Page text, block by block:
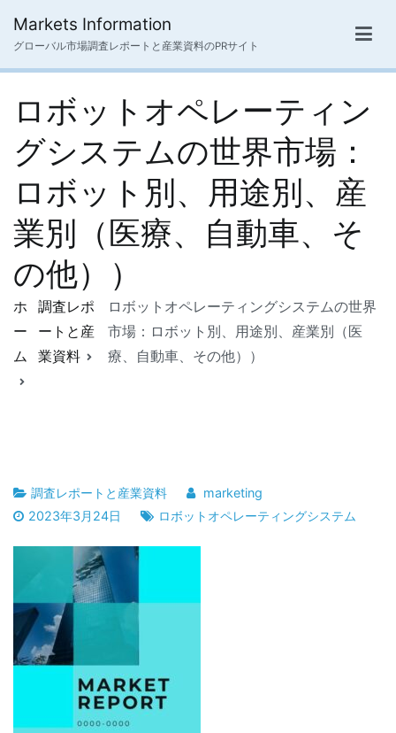
ス
Markets Information
グローバル市場調査レポートと産業資料のPRサイト
ロボットオペレーティン
グシステムの世界市場：
ロボット別、用途別、産
業別（医療、自動車、そ
の他））
ホ
ー
ム
調査レポ
ートと産
業資料
ロボットオペレーティングシステムの世界
市場：ロボット別、用途別、産業別（医
療、自動車、その他））
調査レポートと産業資料
marketing
2023年3月24日
ロボットオペレーティングシステム